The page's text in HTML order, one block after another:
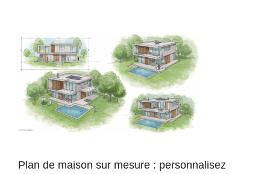
Plan de maison sur mesure : personnalisez